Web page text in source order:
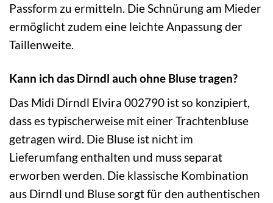
Passform zu ermitteln. Die Schnürung am Mieder
ermöglicht zudem eine leichte Anpassung der
Taillenweite.
Kann ich das Dirndl auch ohne Bluse tragen?
Das Midi Dirndl Elvira 002790 ist so konzipiert,
dass es typischerweise mit einer Trachtenbluse
getragen wird. Die Bluse ist nicht im
Lieferumfang enthalten und muss separat
erworben werden. Die klassische Kombination
aus Dirndl und Bluse sorgt für den authentischen